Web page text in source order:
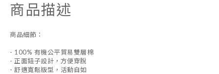
商品描述
商品細節：
- 100% 有機公平貿易雙層棉
- 正面鈕子設計，方便穿脫
- 舒適寬鬆版型，活動自如